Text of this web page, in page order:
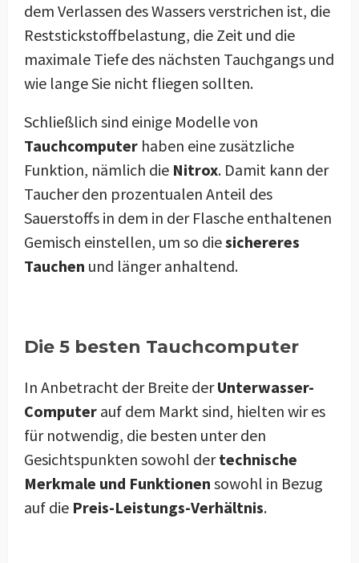
dem Verlassen des Wassers verstrichen ist, die
Reststickstoffbelastung, die Zeit und die
maximale Tiefe des nächsten Tauchgangs und
wie lange Sie nicht fliegen sollten.
Schließlich sind einige Modelle von
Tauchcomputer haben eine zusätzliche
Funktion, nämlich die Nitrox. Damit kann der
Taucher den prozentualen Anteil des
Sauerstoffs in dem in der Flasche enthaltenen
Gemisch einstellen, um so diesichereres
Tauchen und länger anhaltend.
Die 5 besten Tauchcomputer
In Anbetracht der Breite derUnterwasser-
Computer auf dem Markt sind, hielten wir es
für notwendig, die besten unter den
Gesichtspunkten sowohl dertechnische
Merkmale und Funktionen sowohl in Bezug
auf die Preis-Leistungs-Verhältnis.